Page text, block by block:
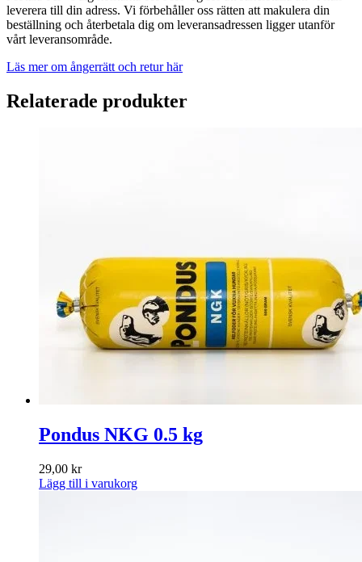
leverera till din adress. Vi förbehåller oss rätten att makulera din
beställning och återbetala dig om leveransadressen ligger utanför
vårt leveransområde.
Läs mer om ångerrätt och retur här
Relaterade produkter
Pondus NKG 0.5 kg
29,00 kr
Lägg till i varukorg